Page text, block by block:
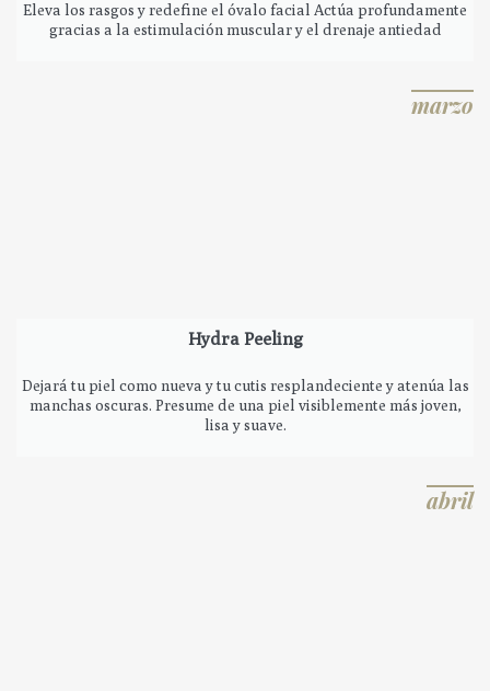
Eleva los rasgos y redefine el óvalo facial Actúa profundamente
gracias a la estimulación muscular y el drenaje antiedad
marzo
Hydra Peeling
Dejará tu piel como nueva y tu cutis resplandeciente y atenúa las
manchas oscuras. Presume de una piel visiblemente más joven,
lisa y suave.
abril